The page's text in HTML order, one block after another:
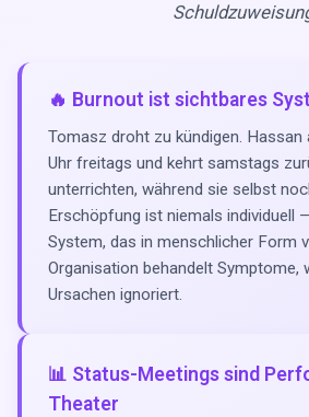
🔥 Burnout ist sichtbares
Tomasz droht zu kündigen. Hassan
Uhr freitags und kehrt samstags
unterrichten, während sie selbst
Erschöpfung ist niemals individuell
System, das in menschlicher Form
Organisation behandelt Symptome,
Ursachen ignoriert.
📊 Status-Meetings sind
Theater